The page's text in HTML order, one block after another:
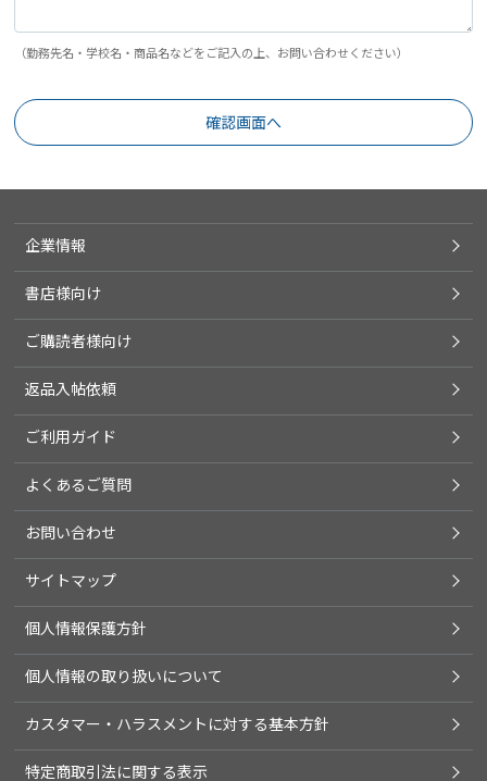
（勤務先名・学校名・商品名などをご記入の上、お問い合わせください）
企業情報
書店様向け
ご購読者様向け
返品入帖依頼
ご利用ガイド
よくあるご質問
お問い合わせ
サイトマップ
個人情報保護方針
個人情報の取り扱いについて
カスタマー・ハラスメントに対する基本方針
特定商取引法に関する表示